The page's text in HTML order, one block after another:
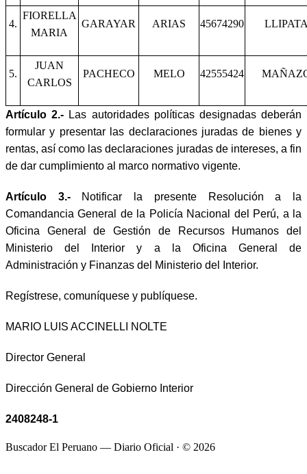
4.
FIORELLA
MARIA
GARAYAR ARIAS 45674290
5.
JUAN
CARLOS
PACHECO MELO 42555424
Artículo 2.- Las autoridades políticas designadas deberán
formular y presentar las declaraciones juradas de bienes y
rentas, así como las declaraciones juradas de intereses, a fin
de dar cumplimiento al marco normativo vigente.
Artículo 3.- Notificar la presente Resolución a la
Comandancia General de la Policía Nacional del Perú, a la
Oficina General de Gestión de Recursos Humanos del
Ministerio del Interior y a la Oficina General de
Administración y Finanzas del Ministerio del Interior.
Regístrese, comuníquese y publíquese.
MARIO LUIS ACCINELLI NOLTE
Director General
Dirección General de Gobierno Interior
2408248-1
Buscador El Peruano — Diario Oficial · © 2026